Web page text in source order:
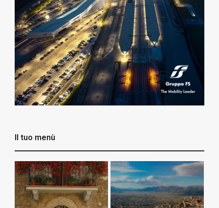
Il tuo menù